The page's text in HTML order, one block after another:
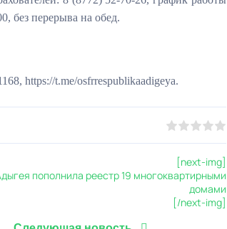
без перерыва на обед.
https://t.me/osfrrespublikaadigeya.
[next-img]
[/next-img]